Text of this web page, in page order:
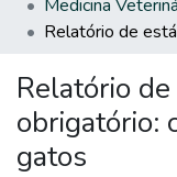
Relatório
obrigatório:
gatos